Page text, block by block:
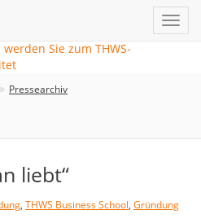
Pressearchiv
liebt“
, THWS Business School, Gründung